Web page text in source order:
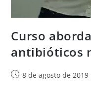
Curso
antibióticos
8 de agosto de 2019